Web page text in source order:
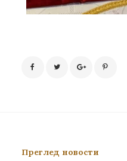
Преглед новости